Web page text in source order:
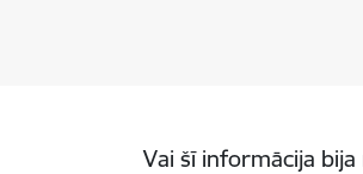
Vai šī informācija